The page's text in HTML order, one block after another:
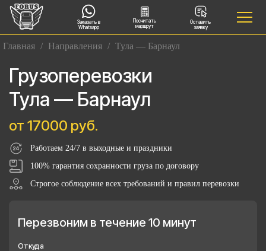
Заказать в
Whatsapp
Посчитать
маршрут
Оставить
заявку
Главная / Направления / Тула — Барнаул
Грузоперевозки
Тула — Барнаул
от 17000 руб.
Работаем 24/7 в выходные и праздники
100% гарантия сохранности груза по договору
Строгое соблюдение всех требований и правил перевозки
Перезвоним в течение 10 минут
Откуда